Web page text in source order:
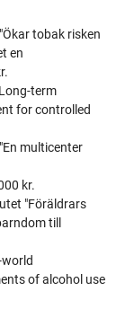
tobak risken
en
term
for controlled
multicenter
kr.
"Föräldrars
till
of alcohol use